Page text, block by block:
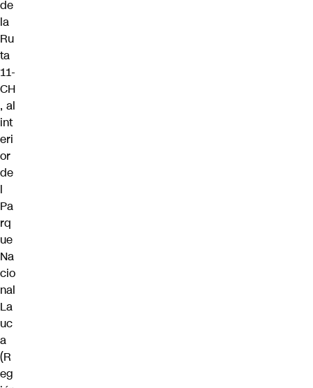
de
la
Ru
ta
11-
CH
, al
int
eri
or
de
l
Pa
rq
ue
Na
cio
nal
La
uc
a
(R
eg